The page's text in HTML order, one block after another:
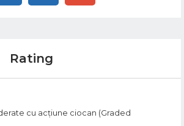
Rating
cu acțiune ciocan (Graded